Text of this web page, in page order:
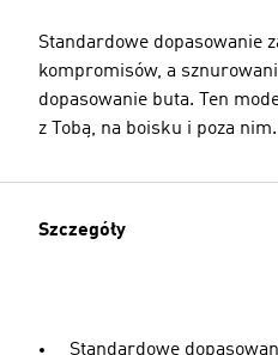
Standardowe dopasowanie
kompromisów, a
dopasowanie buta. Ten
z Tobą, na boisku i poza nim.
Szczegóły
Standardowe